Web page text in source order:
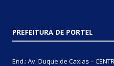
PREFEITURA DE PORTEL
End.: Av. Duque de Caxias –